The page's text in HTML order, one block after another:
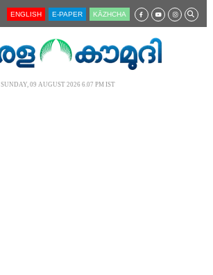
ENGLISH E-PAPER KĀZHCHA
SUNDAY, 09 AUGUST 2026 6.07 PM IST